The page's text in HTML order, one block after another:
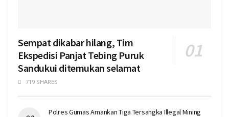
Sempat dikabar hilang, Tim
Ekspedisi Panjat Tebing Puruk
Sandukui ditemukan selamat
719 SHARES
Polres Gumas Amankan Tiga Tersangka Illegal Mining